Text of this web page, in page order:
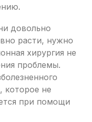
довольно
расти, нужно
хирургия не
проблемы.
которое не
при помощи